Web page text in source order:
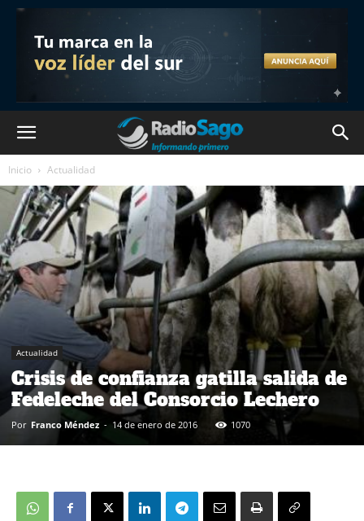
Inicio Actualidad
Actualidad
Crisis de confianza gatilla salida de
Fedeleche del Consorcio Lechero
Por Franco Méndez - 14 de enero de 2016 1070